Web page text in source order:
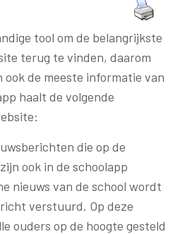
tool om de belangrijkste
terug te vinden, daarom
ook de meeste informatie van
haalt de volgende
die op de
ook in de schoolapp
nieuws van de school wordt
verstuurd. Op deze
ouders op de hoogte gesteld